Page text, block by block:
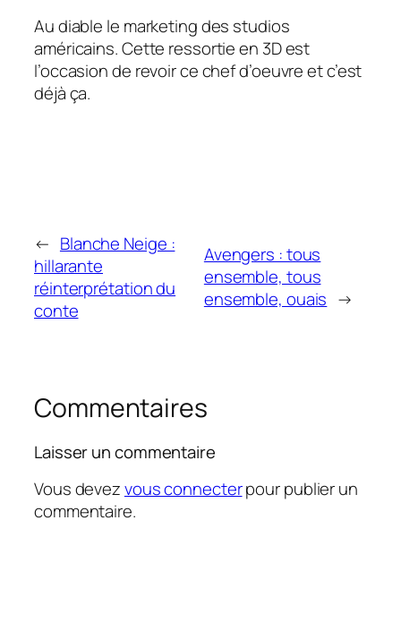
Au diable le marketing des studios
américains. Cette ressortie en 3D est
l’occasion de revoir ce chef d’oeuvre et c’est
déjà ça.
← Blanche Neige :
hillarante
réinterprétation du
conte
Avengers : tous
ensemble, tous
ensemble, ouais →
Commentaires
Laisser un commentaire
Vous devezvous connecterpour publier un
commentaire.